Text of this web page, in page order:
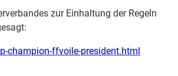
zur Einhaltung der Regeln
champion-ffvoile-president.html